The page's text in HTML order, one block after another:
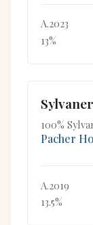
A.2023
13%
100%
Pacher
A.2019
13.5%